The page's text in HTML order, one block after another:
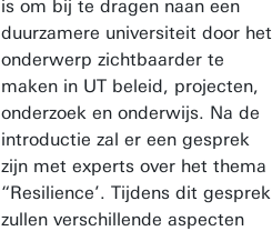
is om bij te dragen naan een
duurzamere universiteit door het
onderwerp zichtbaarder te
maken in UT beleid, projecten,
onderzoek en onderwijs. Na de
introductie zal er een gesprek
zijn met experts over het thema
“Resilience’. Tijdens dit gesprek
zullen verschillende aspecten